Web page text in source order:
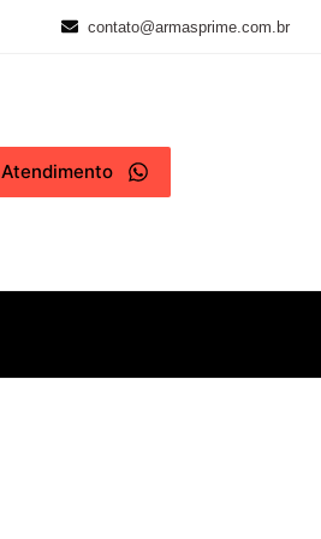
contato@armasprime.com.br
Atendimento